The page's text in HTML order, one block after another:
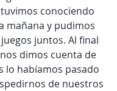
conociendo
mañana y pudimos
juntos. Al final
dimos cuenta de
lo habíamos pasado
de nuestros